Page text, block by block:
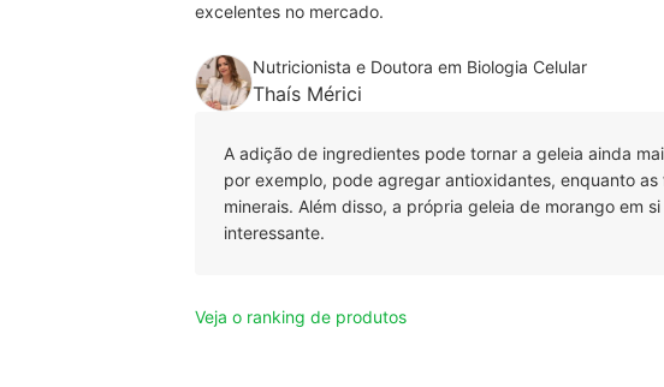
excelentes no mercado.
Nutricionista e Doutora em Biologia Celular
Thaís Mérici
A adição de ingredientes pode tornar a geleia ainda
por exemplo, pode agregar antioxidantes, enquanto
minerais. Além disso, a própria geleia de morango em
interessante.
Veja o ranking de produtos